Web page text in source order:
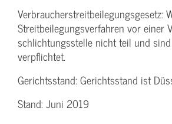
Verbraucher­streitbeilegungs­gesetz:
Streit­beilegungs­verfahren vor einer
schlichtungs­stelle nicht teil und
verpflichtet.
Gerichtsstand: Gerichtsstand ist
Stand: Juni 2019